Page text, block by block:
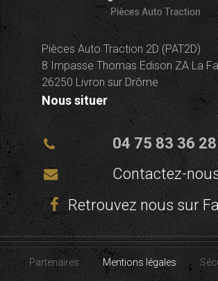
Pièces Auto Traction 2D (PAT2D)
8 Impasse Thomas Edison ZA La
26250 Livron sur Drôme
Nous situer
04 75 83 36 28
Contactez-
Retrouvez nous sur
Partenaires Mentions légales